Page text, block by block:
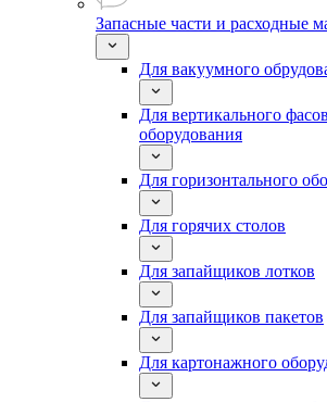
Запасные части и расходные
Для вакуумного
Для вертикального
оборудования
Для горизонтального
Для горячих столов
Для запайщиков лотков
Для запайщиков пакетов
Для картонажного